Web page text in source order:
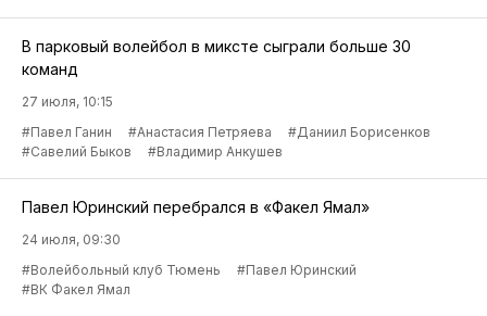
В парковый волейбол в миксте сыграли больше 30
команд
27 июля, 10:15
#Павел Ганин
#Анастасия Петряева
#Даниил Борисенков
#Савелий Быков
#Владимир Анкушев
Павел Юринский перебрался в «Факел Ямал»
24 июля, 09:30
#Волейбольный клуб Тюмень
#Павел Юринский
#ВК Факел Ямал